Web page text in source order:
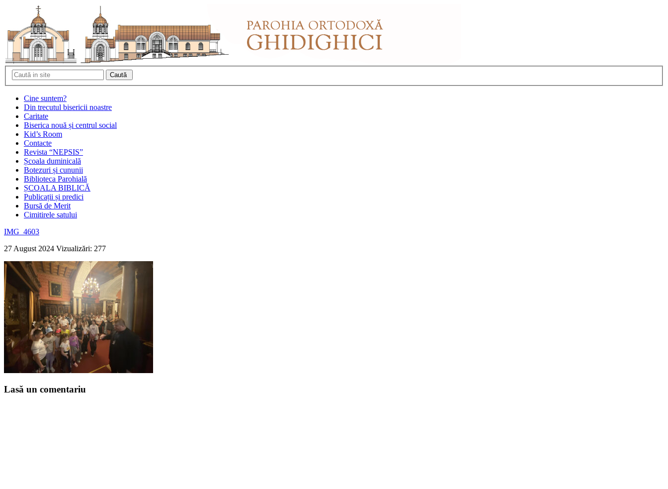
Cine suntem?
Din trecutul bisericii noastre
Caritate
Biserica nouă și centrul social
Kid’s Room
Contacte
Revista “NEPSIS”
Școala duminicală
Botezuri și cununii
Biblioteca Parohială
ȘCOALA BIBLICĂ
Publicații și predici
Bursă de Merit
Cimitirele satului
IMG_4603
27 August 2024 Vizualizări: 277
Lasă un comentariu